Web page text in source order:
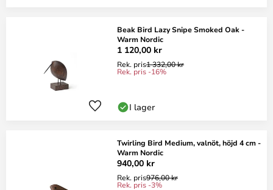
Beak Bird Lazy Snipe Smoked Oak -
Warm Nordic
1 120,00 kr
Rek. pris1 332,00 kr
Rek. pris -16%
I lager
Twirling Bird Medium, valnöt, höjd 4 cm -
Warm Nordic
940,00 kr
Rek. pris976,00 kr
Rek. pris -3%